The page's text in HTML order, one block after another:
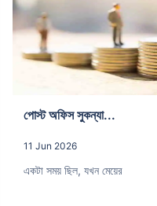
পোস্ট অফিস সুকন্যা...
11 Jun 2026
একটা সময় ছিল, যখন মেয়ের